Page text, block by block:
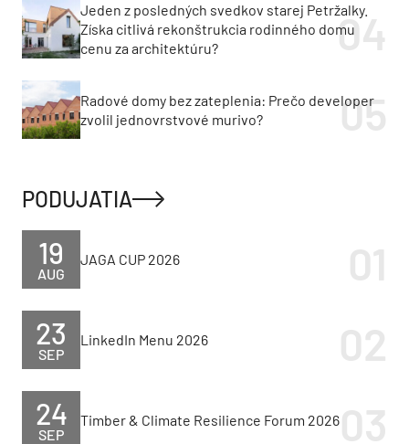
Jeden z posledných svedkov starej Petržalky.
Získa citlivá rekonštrukcia rodinného domu
cenu za architektúru?
Radové domy bez zateplenia: Prečo developer
zvolil jednovrstvové murivo?
PODUJATIA
AUG
19 JAGA CUP 2026
SEP
23 LinkedIn Menu 2026
SEP
24 Timber & Climate Resilience Forum 2026